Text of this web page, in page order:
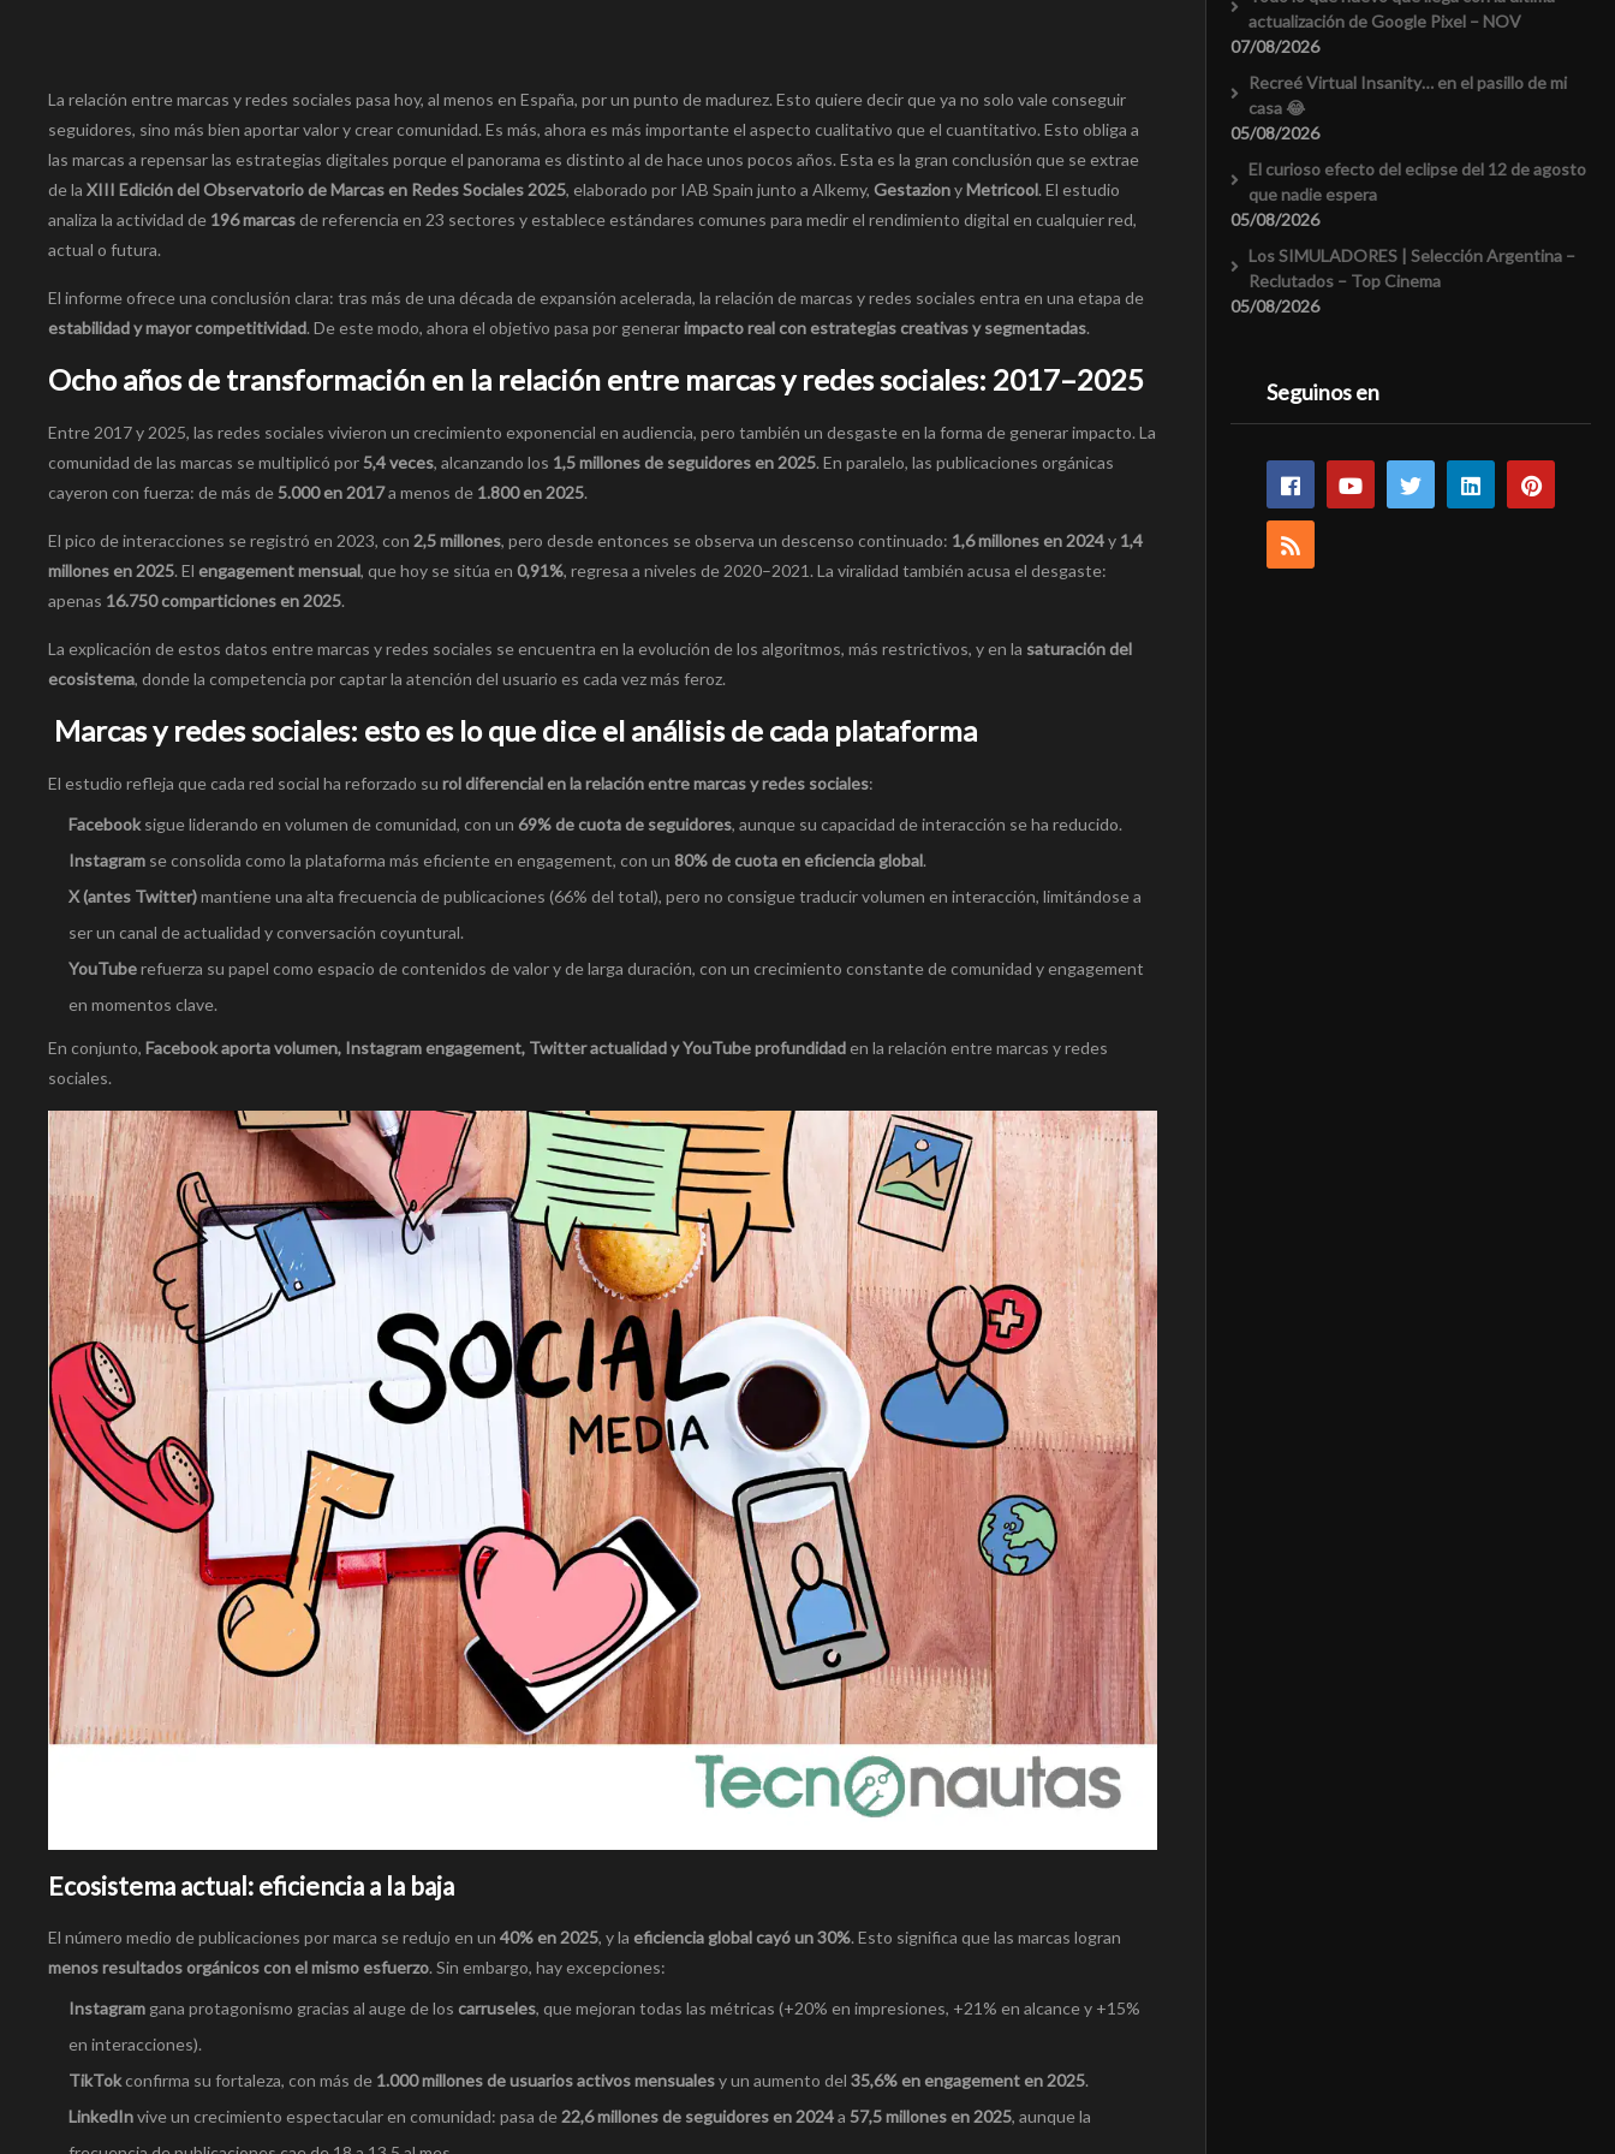
La relación entre marcas y redes sociales pasa hoy, al menos en España, por un punto de madurez. Esto quiere decir que ya no solo vale conseguir
seguidores, sino más bien aportar valor y crear comunidad. Es más, ahora es más importante el aspecto cualitativo que el cuantitativo. Esto obliga a
las marcas a repensar las estrategias digitales porque el panorama es distinto al de hace unos pocos años. Esta es la gran conclusión que se extrae
de la XIII Edición del Observatorio de Marcas en Redes Sociales 2025, elaborado por IAB Spain junto a Alkemy, GestazionyMetricool. El estudio
analiza la actividad de 196 marcasde referencia en 23 sectores y establece estándares comunes para medir el rendimiento digital en cualquier red,
actual o futura.
El informe ofrece una conclusión clara: tras más de una década de expansión acelerada, la relación de marcas y redes sociales entra en una etapa de
estabilidad y mayor competitividad. De este modo, ahora el objetivo pasa por generarimpacto real con estrategias creativas y segmentadas.
Ocho años de transformación en la relación entre marcas y redes sociales: 2017–2025
Entre 2017 y 2025, las redes sociales vivieron un crecimiento exponencial en audiencia, pero también un desgaste en la forma de generar impacto. La
comunidad de las marcas se multiplicó por5,4 veces, alcanzando los 1,5 millones de seguidores en 2025. En paralelo, las publicaciones orgánicas
cayeron con fuerza: de más de5.000 en 2017a menos de 1.800 en 2025.
El pico de interacciones se registró en 2023, con 2,5 millones, pero desde entonces se observa un descenso continuado: 1,6 millones en 2024y 1,4
millones en 2025. El engagement mensual, que hoy se sitúa en 0,91%, regresa a niveles de 2020–2021. La viralidad también acusa el desgaste:
apenas 16.750 comparticiones en 2025.
La explicación de estos datos entre marcas y redes sociales se encuentra en la evolución de los algoritmos, más restrictivos, y en la saturación del
ecosistema, donde la competencia por captar la atención del usuario es cada vez más feroz.
Marcas y redes sociales: esto es lo que dice el análisis de cada plataforma
El estudio refleja que cada red social ha reforzado su rol diferencial en la relación entre marcas y redes sociales:
Facebook sigue liderando en volumen de comunidad, con un 69% de cuota de seguidores, aunque su capacidad de interacción se ha reducido.
Instagram se consolida como la plataforma más eficiente en engagement, con un 80% de cuota en eficiencia global.
X (antes Twitter)mantiene una alta frecuencia de publicaciones (66% del total), pero no consigue traducir volumen en interacción, limitándose a
ser un canal de actualidad y conversación coyuntural.
YouTuberefuerza su papel como espacio de contenidos de valor y de larga duración, con un crecimiento constante de comunidad y engagement
en momentos clave.
En conjunto, Facebook aporta volumen, Instagram engagement, Twitter actualidad y YouTube profundidaden la relación entre marcas y redes
sociales.
Ecosistema actual: eficiencia a la baja
El número medio de publicaciones por marca se redujo en un 40% en 2025, y la eficiencia global cayó un 30%. Esto significa que las marcas logran
menos resultados orgánicos con el mismo esfuerzo. Sin embargo, hay excepciones:
Instagram gana protagonismo gracias al auge de los carruseles, que mejoran todas las métricas (+20% en impresiones, +21% en alcance y +15%
en interacciones).
TikTokconfirma su fortaleza, con más de 1.000 millones de usuarios activos mensualesy un aumento del 35,6% en engagement en 2025.
LinkedInvive un crecimiento espectacular en comunidad: pasa de 22,6 millones de seguidores en 2024a 57,5 millones en 2025, aunque la
actualización de Google Pixel – NOV
07/08/2026
Recreé Virtual Insanity… en el pasillo de mi
casa 😂
05/08/2026
El curioso efecto del eclipse del 12 de agosto
que nadie espera
05/08/2026
Los SIMULADORES | Selección Argentina –
Reclutados – Top Cinema
05/08/2026
Seguinos en